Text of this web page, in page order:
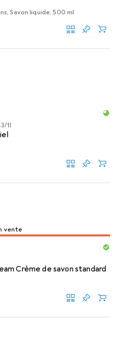
Savon liquide, 500 ml
/1l
vente
Crème de savon standard